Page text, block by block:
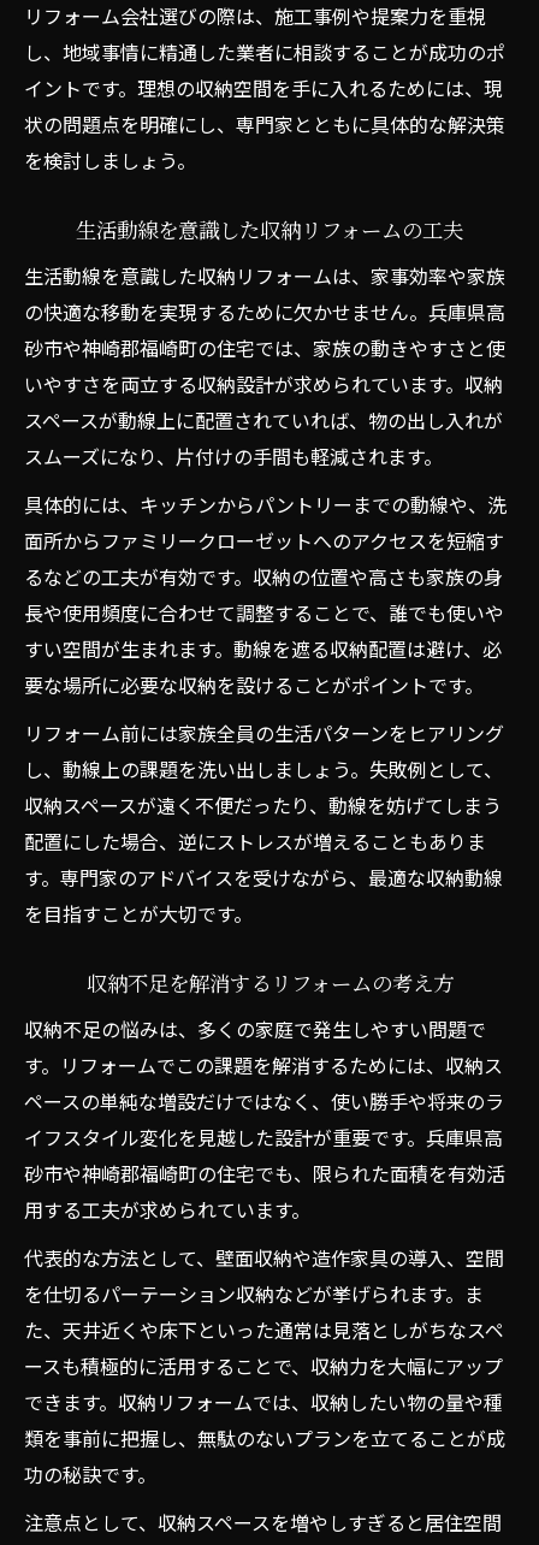
家全体の収納力を上げるリフォームアイデ
ア
デッドスペースを活用した収納リフォーム
例
暮らしやすさを高めるリフォーム会社の選
び方
収納リフォームで比較するべき業者のポイ
ント
信頼できる業者選びとリフォームの注意点
リフォーム事例から選ぶ収納提案の実力
リフォーム会社を見極める収納提案力の差
理想の収納へ導く間取り改善アイデア
間取り改善で叶える理想の収納リフォーム
収納重視の間取りリフォーム実例紹介
家族に合った収納と間取りリフォーム提案
リフォームで収納と動線の両立を図る方法
リフォーム会社選びの際は、施工事例や提案力を重視
し、地域事情に精通した業者に相談することが成功のポ
イントです。理想の収納空間を手に入れるためには、現
状の問題点を明確にし、専門家とともに具体的な解決策
を検討しましょう。
生活動線を意識した収納リフォームの工夫
生活動線を意識した収納リフォームは、家事効率や家族
の快適な移動を実現するために欠かせません。兵庫県高
砂市や神崎郡福崎町の住宅では、家族の動きやすさと使
いやすさを両立する収納設計が求められています。収納
スペースが動線上に配置されていれば、物の出し入れが
スムーズになり、片付けの手間も軽減されます。
具体的には、キッチンからパントリーまでの動線や、洗
面所からファミリークローゼットへのアクセスを短縮す
るなどの工夫が有効です。収納の位置や高さも家族の身
長や使用頻度に合わせて調整することで、誰でも使いや
すい空間が生まれます。動線を遮る収納配置は避け、必
要な場所に必要な収納を設けることがポイントです。
リフォーム前には家族全員の生活パターンをヒアリング
し、動線上の課題を洗い出しましょう。失敗例として、
収納スペースが遠く不便だったり、動線を妨げてしまう
配置にした場合、逆にストレスが増えることもありま
す。専門家のアドバイスを受けながら、最適な収納動線
を目指すことが大切です。
収納不足を解消するリフォームの考え方
収納不足の悩みは、多くの家庭で発生しやすい問題で
す。リフォームでこの課題を解消するためには、収納ス
ペースの単純な増設だけではなく、使い勝手や将来のラ
イフスタイル変化を見越した設計が重要です。兵庫県高
砂市や神崎郡福崎町の住宅でも、限られた面積を有効活
用する工夫が求められています。
代表的な方法として、壁面収納や造作家具の導入、空間
を仕切るパーテーション収納などが挙げられます。ま
た、天井近くや床下といった通常は見落としがちなスペ
ースも積極的に活用することで、収納力を大幅にアップ
できます。収納リフォームでは、収納したい物の量や種
類を事前に把握し、無駄のないプランを立てることが成
功の秘訣です。
注意点として、収納スペースを増やしすぎると居住空間